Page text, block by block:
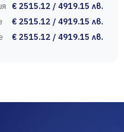
€ 2515.12 / 4919.15 лв.
€ 2515.12 / 4919.15 лв.
€ 2515.12 / 4919.15 лв.